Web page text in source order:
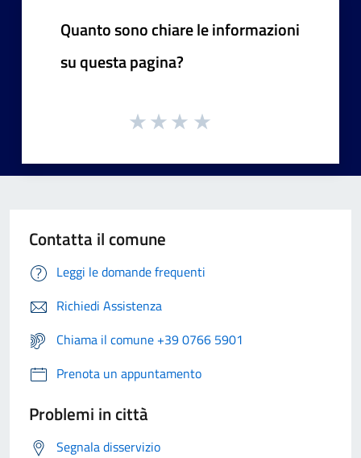
Quanto sono chiare le informazioni
su questa pagina?
Contatta il comune
Leggi le domande frequenti
Richiedi Assistenza
Chiama il comune +39 0766 5901
Prenota un appuntamento
Problemi in città
Segnala disservizio